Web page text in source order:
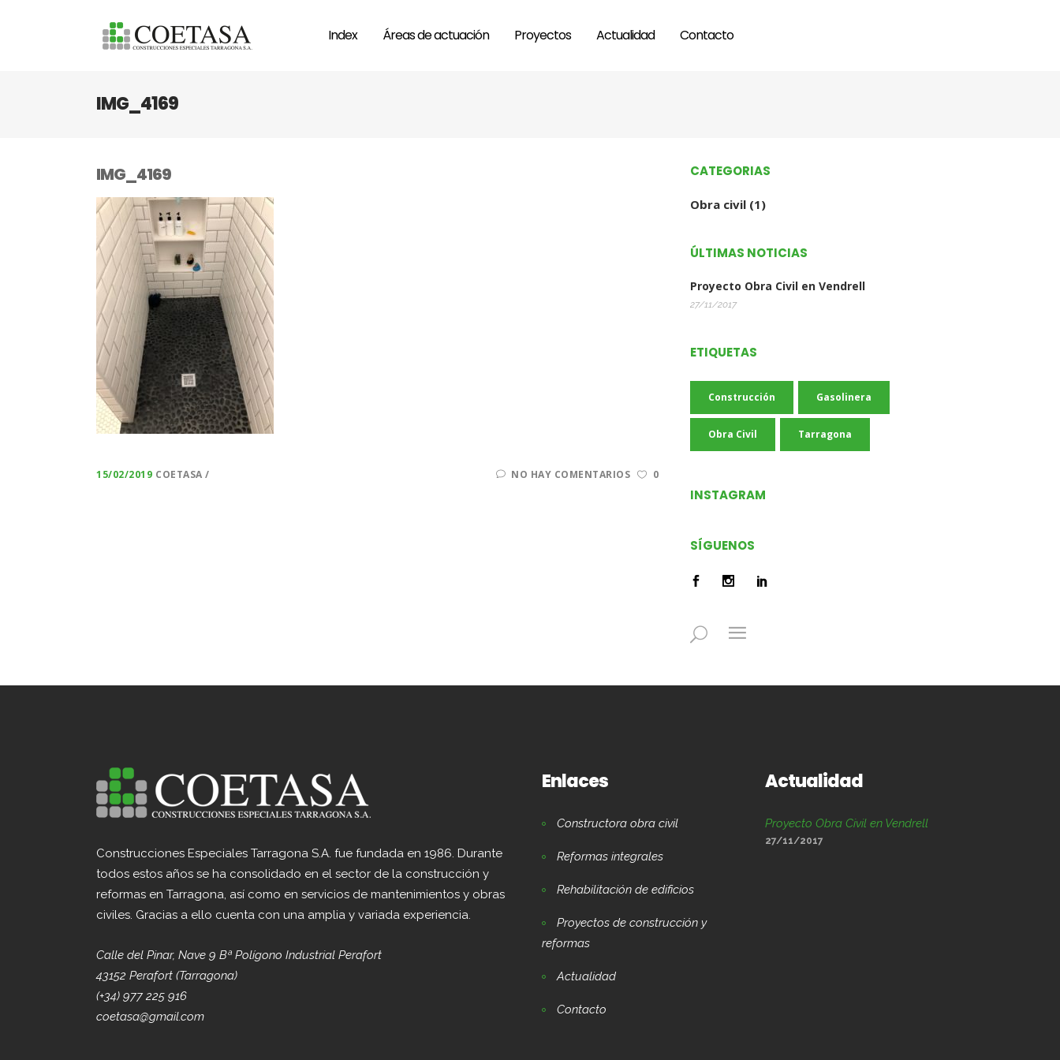
Index Áreas de actuación Proyectos Actualidad Contacto
IMG_4169
IMG_4169
15/02/2019 COETASA NO HAY COMENTARIOS 0
CATEGORIAS
Obra civil (1)
ÚLTIMAS NOTICIAS
Proyecto Obra Civil en Vendrell
27/11/2017
ETIQUETAS
Construcción Gasolinera
Obra Civil Tarragona
INSTAGRAM
SÍGUENOS
Construcciones Especiales Tarragona S.A. fue fundada en 1986. Durante
todos estos años se ha consolidado en el sector de la construcción y
reformas en Tarragona, así como en servicios de mantenimientos y obras
civiles. Gracias a ello cuenta con una amplia y variada experiencia.
Calle del Pinar, Nave 9 Bª Polígono Industrial Perafort
43152 Perafort (Tarragona)
(+34) 977 225 916
coetasa@gmail.com
Enlaces
Constructora obra civil
Reformas integrales
Rehabilitación de edificios
Proyectos de construcción y
reformas
Actualidad
Contacto
Actualidad
Proyecto Obra Civil en Vendrell
27/11/2017